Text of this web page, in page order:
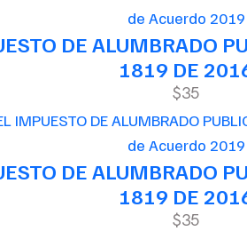
de Acuerdo 2019
DE ALUMBRADO
1819 DE
$35
de Acuerdo 2019
DE ALUMBRADO
1819 DE
$35